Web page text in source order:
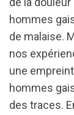
hommes
de malaise.
nos
une
hommes
des traces.